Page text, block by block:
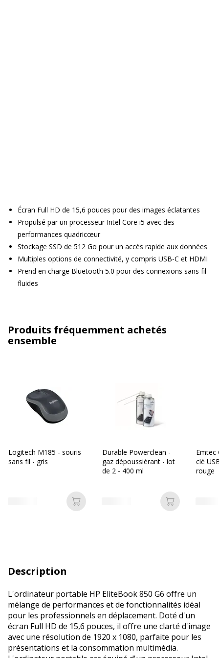
Écran Full HD de 15,6 pouces pour des images éclatantes
Propulsé par un processeur Intel Core i5 avec des
performances quadricœur
Stockage SSD de 512 Go pour un accès rapide aux données
Multiples options de connectivité, y compris USB-C et HDMI
Prend en charge Bluetooth 5.0 pour des connexions sans fil
fluides
Produits fréquemment achetés
ensemble
Logitech M185 - souris
sans fil - gris
Ajouter au panier
Durable Powerclean -
gaz dépoussiérant - lot
de 2 - 400 ml
Ajouter au
Emtec
clé
rouge
Description
L'ordinateur portable HP EliteBook 850 G6 offre un
mélange de performances et de fonctionnalités idéal
pour les professionnels en déplacement. Doté d'un
écran Full HD de 15,6 pouces, il offre une clarté d'image
avec une résolution de 1920 x 1080, parfaite pour les
présentations et la consommation multimédia.